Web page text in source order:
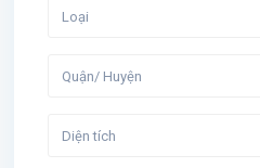
Loại
Quận/ Huyện
Diện tích